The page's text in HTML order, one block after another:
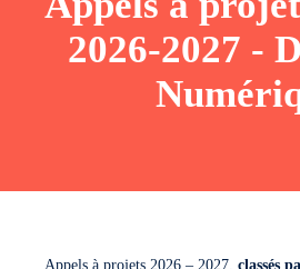
2026-2027 -
Appels à projets 2026 – 2027, classés